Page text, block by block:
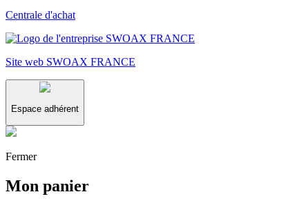
Centrale d'achat
Site web SWOAX FRANCE
Espace adhérent
Fermer
Mon panier